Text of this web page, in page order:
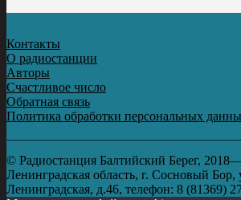
Контакты
О радиостанции
Авторы
Счастливое число
Обратная связь
Политика обработки персональных
© Радиостанция Балтийский Берег,
Ленинградская область, г. Сосновый Бор,
Ленинградская, д.46, телефон: 8 (81369)